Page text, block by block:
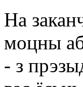
На
моцны
- з